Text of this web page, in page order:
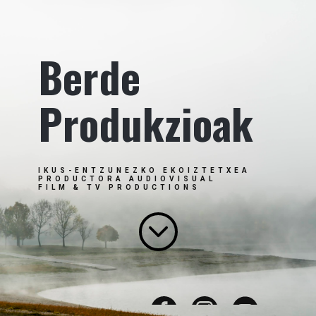
Berde
Produkzioak
IKUS-ENTZUNEZKO EKOIZTETXEA
PRODUCTORA AUDIOVISUAL
FILM & TV PRODUCTIONS